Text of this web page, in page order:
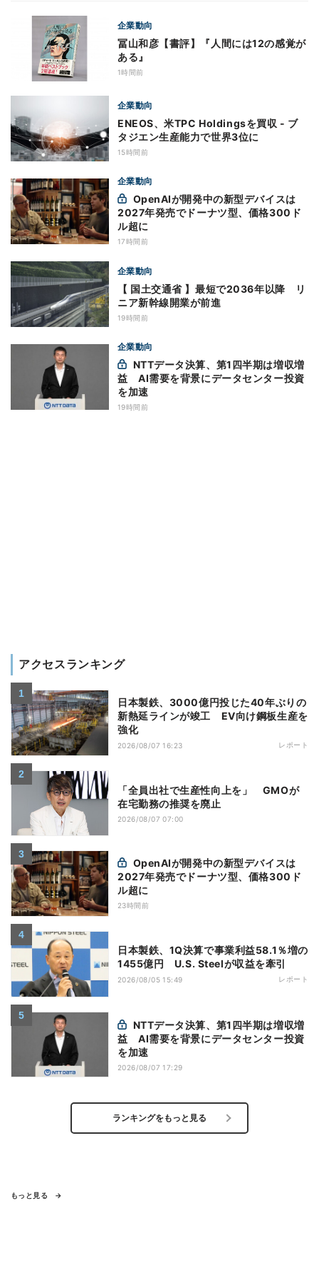
企業動向
冨山和彦【書評】『人間には12の感覚が
ある』
1時間前
企業動向
ENEOS、米TPC Holdingsを買収 - ブ
タジエン生産能力で世界3位に
15時間前
企業動向
2027年発売でドーナツ型、価格300ド
ル超に
17時間前
企業動向
【 国土交通省 】最短で2036年以降 リ
ニア新幹線開業が前進
19時間前
企業動向
益 AI需要を背景にデータセンター投資
を加速
19時間前
アクセスランキング
日本製鉄、3000億円投じた40年ぶりの
新熱延ラインが竣工 EV向け鋼板生産を
強化
2026/08/07 16:23 レポート
「全員出社で生産性向上を」 GMOが
在宅勤務の推奨を廃止
2026/08/07 07:00
2027年発売でドーナツ型、価格300ド
ル超に
23時間前
日本製鉄、1Q決算で事業利益58.1％増の
1455億円 U.S. Steelが収益を牽引
2026/08/05 15:49 レポート
益 AI需要を背景にデータセンター投資
を加速
2026/08/07 17:29
ランキングをもっと見る
もっと見る